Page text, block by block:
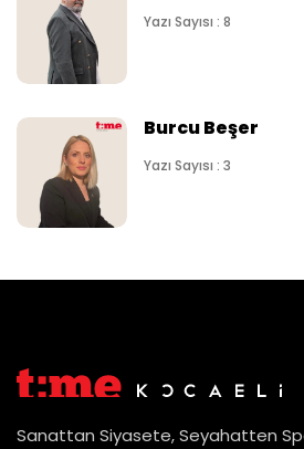
Yazı Sayısı : 8
Burcu Beşer
Yazı Sayısı : 3
Sanattan Siyasete, Seyahatten